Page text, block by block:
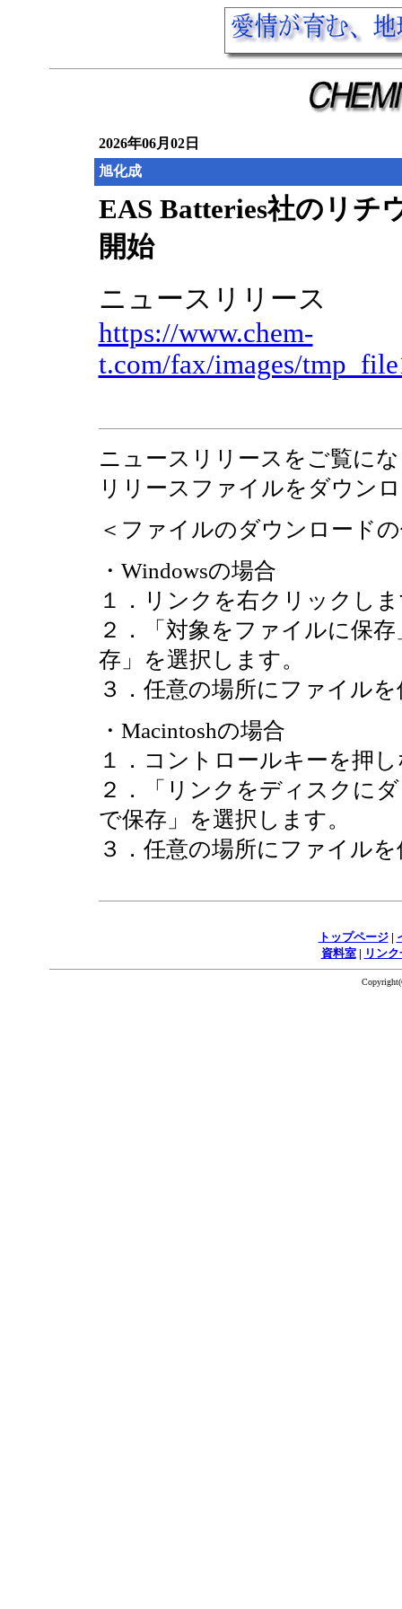
2026年06月02日
旭化成
EAS Batteries社のリチ
開始
ニュースリリース
https://www.chem-
t.com/fax/images/
ニュースリリースをご覧に
リリースファイルをダウン
＜ファイルのダウンロード
・Windowsの場合
１．リンクを右クリックし
２．「対象をファイルに保
存」を選択します。
３．任意の場所にファイル
・Macintoshの場合
１．コントロールキーを押
２．「リンクをディスクに
で保存」を選択します。
３．任意の場所にファイル
トップページ|
資料室| リン